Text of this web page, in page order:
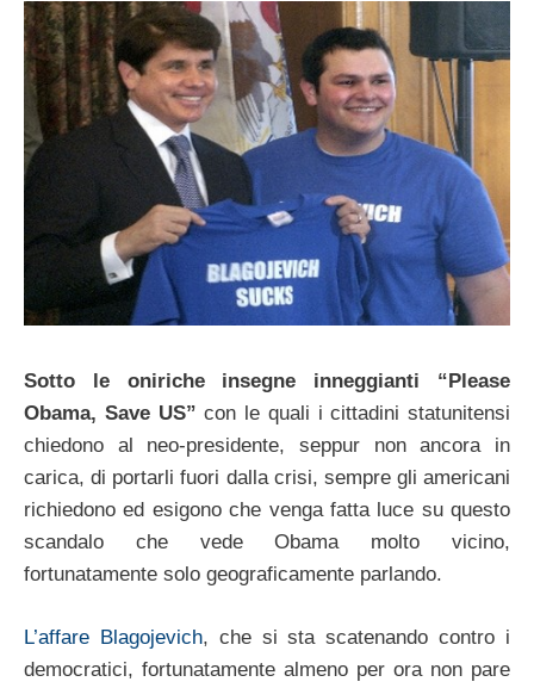
Sotto le oniriche insegne inneggianti “Please
Obama, Save US” con le quali i cittadini statunitensi
chiedono al neo-presidente, seppur non ancora in
carica, di portarli fuori dalla crisi, sempre gli americani
richiedono ed esigono che venga fatta luce su questo
scandalo che vede Obama molto vicino,
fortunatamente solo geograficamente parlando.
L’affare Blagojevich, che si sta scatenando contro i
democratici, fortunatamente almeno per ora non pare